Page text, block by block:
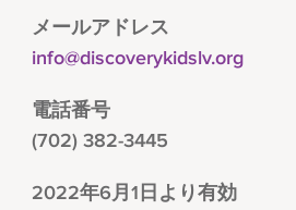
メールアドレス
info@discoverykidslv.org
電話番号
(702) 382-3445
2022年6月1日より有効